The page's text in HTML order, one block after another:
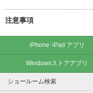
注意事項
iPhone･iPad アプリ
Windowsストアアプリ
ショールーム検索